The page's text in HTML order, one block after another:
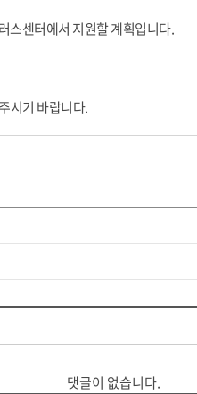
스센터에서 지원할 계획입니다.
시기 바랍니다.
댓글이 없습니다.